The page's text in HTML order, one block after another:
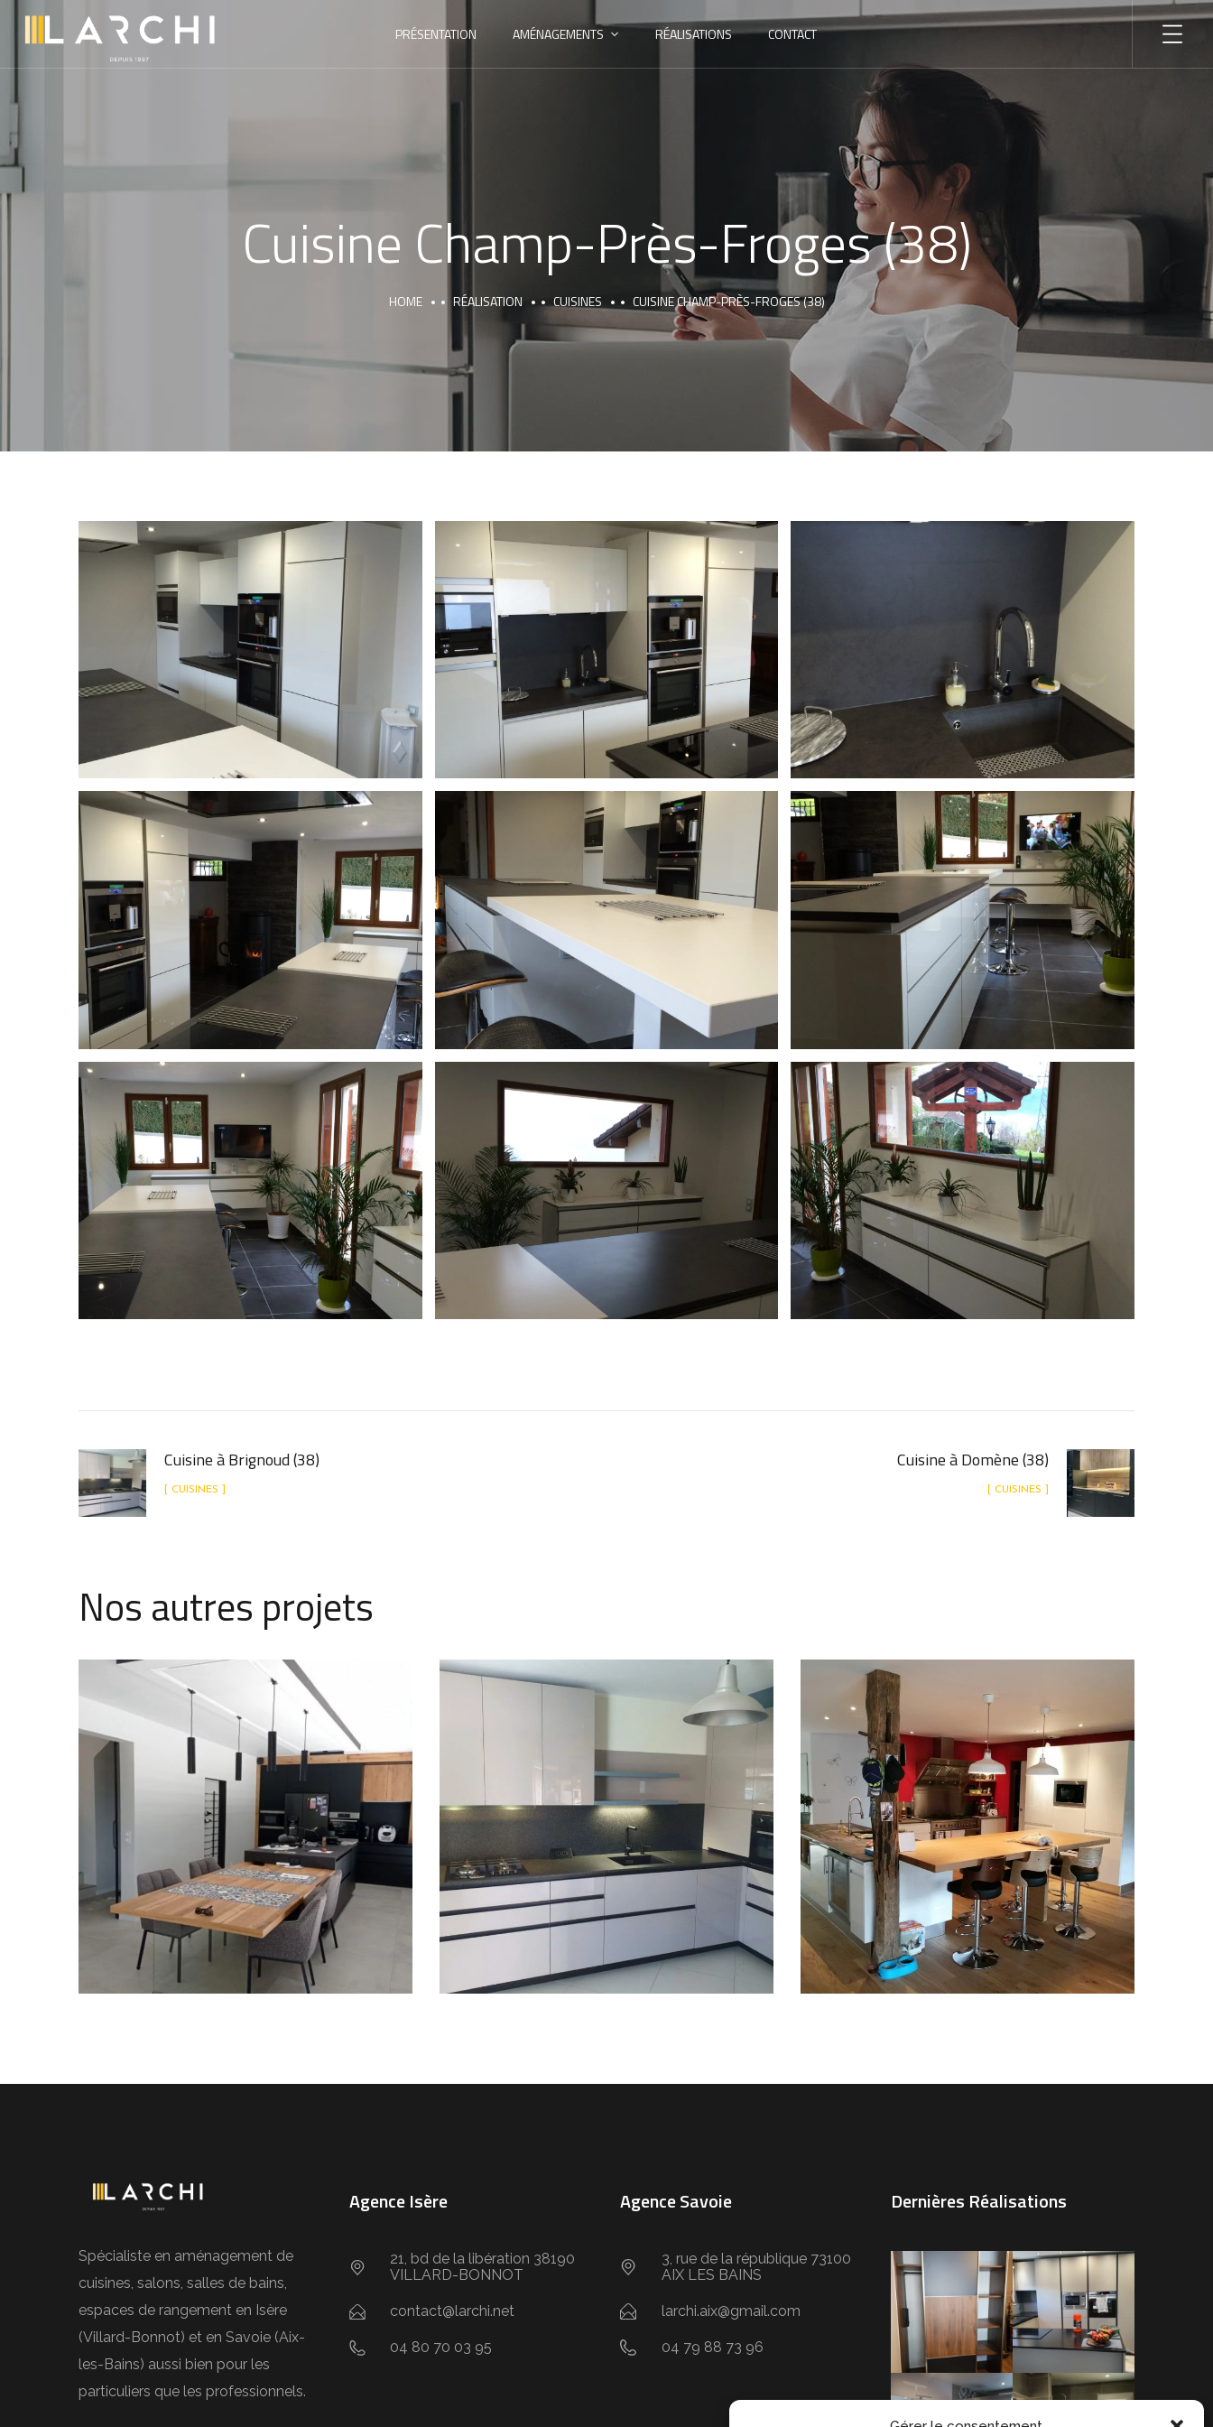
PRÉSENTATION AMÉNAGEMENTS RÉALISATIONS CONTACT
Cuisine Champ-Près-Froges (38)
HOME RÉALISATION CUISINES CUISINE CHAMP-PRÈS-FROGES (38)
Cuisine à Brignoud (38)
[ CUISINES ]
Cuisine à Domène (38)
[ CUISINES ]
Nos autres projets
Cuisine à La Tronche (38)
CUISINES
Cuisine à Brignoud (38)
CUISINES
Cuisine à La Combe-de-Lancey
(38)
CUISINES
Spécialiste en aménagement de
cuisines, salons, salles de bains,
espaces de rangement en Isère
(Villard-Bonnot) et en Savoie (Aix-
les-Bains) aussi bien pour les
particuliers que les professionnels.
Agence Isère
21, bd de la libération 38190
VILLARD-BONNOT
contact@larchi.net
04 80 70 03 95
Agence Savoie
3, rue de la république 73100
AIX LES BAINS
larchi.aix@gmail.com
04 79 88 73 96
Dernières Réalisations
Dressing à
Chambéry (73)
Cuisine à Doussard
(74)
Suite parentale à
Salle de bains à